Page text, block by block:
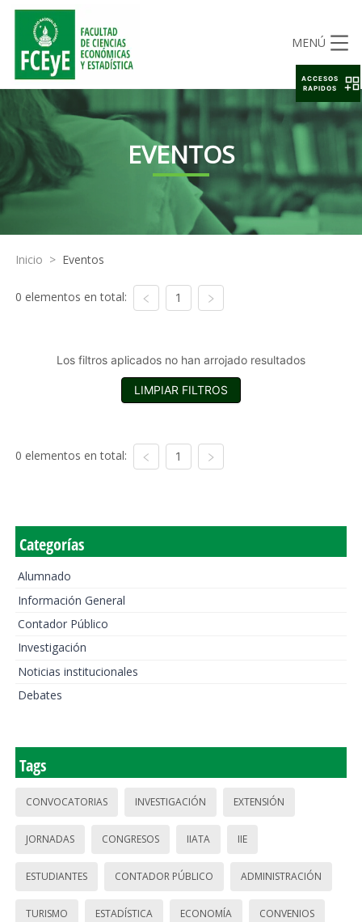
MENÚ
EVENTOS
Inicio > Eventos
0 elementos en total: 1
Los filtros aplicados no han arrojado resultados
LIMPIAR FILTROS
0 elementos en total: 1
Categorías
Alumnado
Información General
Contador Público
Investigación
Noticias institucionales
Debates
Tags
CONVOCATORIAS INVESTIGACIÓN EXTENSIÓN
JORNADAS CONGRESOS IIATA IIE
ESTUDIANTES CONTADOR PÚBLICO ADMINISTRACIÓN
TURISMO ESTADÍSTICA ECONOMÍA CONVENIOS
ACCESOS
RAPIDOS